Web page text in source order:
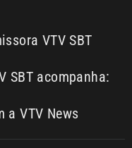
VTV SBT
SBT acompanha:
a VTV News